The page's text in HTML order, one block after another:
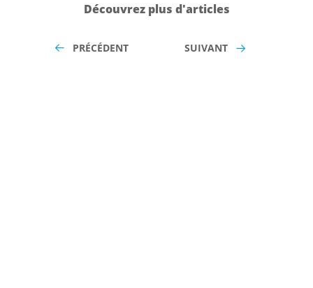
Découvrez plus d'articles
PRÉCÉDENT SUIVANT